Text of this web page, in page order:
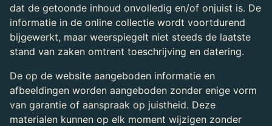
dat de getoonde inhoud onvolledig en/of onjuist is. De
informatie in de online collectie wordt voortdurend
bijgewerkt, maar weerspiegelt niet steeds de laatste
stand van zaken omtrent toeschrijving en datering.
De op de website aangeboden informatie en
afbeeldingen worden aangeboden zonder enige vorm
van garantie of aanspraak op juistheid. Deze
materialen kunnen op elk moment wijzigen zonder